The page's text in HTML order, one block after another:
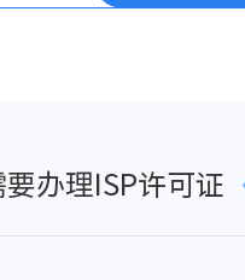
办理ISP许可证